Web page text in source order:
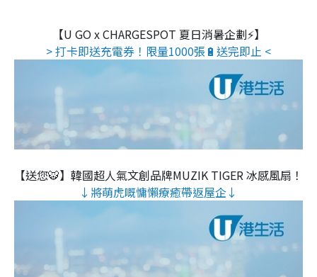
【U GO x CHARGESPOT 夏日消暑企劃⚡】
> 打卡即送充電券！限量1000張🔋送完即止 <
【送您🐯】韓國超人氣文創品牌MUZIK TIGER 冰感風扇！
↓將萌虎嘅慵懶療癒帶返屋企↓